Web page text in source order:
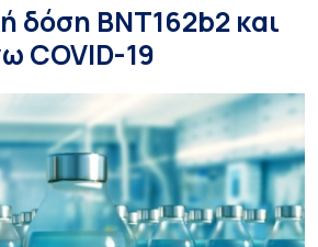
δόση ΒΝΤ162b2 και
COVID-19